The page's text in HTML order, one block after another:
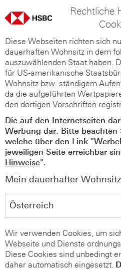
Rechtliche
Diese Webseiten richten sich
dauerhaften Wohnsitz in dem
auszuwählenden Staat haben.
für US-amerikanische
Wohnsitz bzw. ständigem
da die aufgeführten
den dortigen Vorschriften
Die auf den Internetseiten
Werbung dar. Bitte beachten
welche über den Link "
jeweiligen Seite erreichbar
Hinweise".
Mein dauerhafter
Wir verwenden Cookies, um
Webseite und Dienste
Diese Cookies sind unbedingt
daher automatisch eingesetzt.